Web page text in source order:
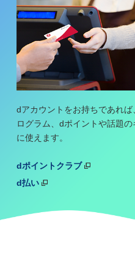
dアカウントをお持ちであれ
ログラム、dポイントや話題
に使えます。
dポイントクラブ
d払い